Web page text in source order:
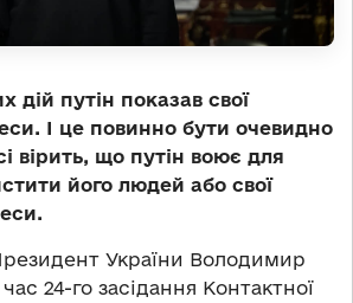
дій путін показав свої
І це повинно бути очевидно
вірить, що путін воює для
його людей або свої
України Володимир
24-го засідання Контактної